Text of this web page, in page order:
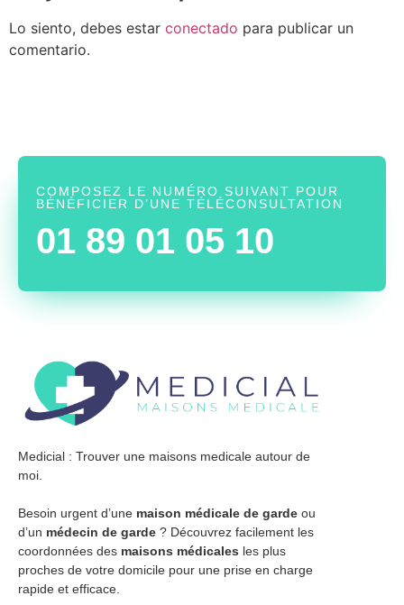
Lo siento, debes estar conectado para publicar un
comentario.
COMPOSEZ LE NUMÉRO SUIVANT POUR
BÉNÉFICIER D’UNE TÉLÉCONSULTATION
01 89 01 05 10
Medicial : Trouver une maisons medicale autour de
moi.
Besoin urgent d’une maison médicale de garde ou
d’un médecin de garde ? Découvrez facilement les
coordonnées des maisons médicales les plus
proches de votre domicile pour une prise en charge
rapide et efficace.